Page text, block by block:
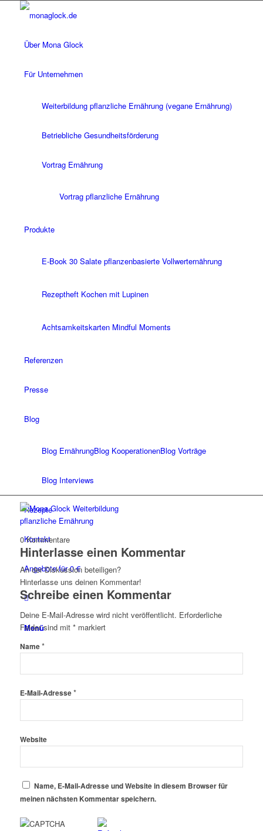
Über Mona Glock
Für Unternehmen
Weiterbildung pflanzliche Ernährung (vegane Ernährung)
Betriebliche Gesundheitsförderung
Vortrag Ernährung
Vortrag pflanzliche Ernährung
Produkte
E-Book 30 Salate pflanzenbasierte Vollwerternährung
Rezeptheft Kochen mit Lupinen
Achtsamkeitskarten Mindful Moments
Referenzen
Presse
Blog
Blog ErnährungBlog KooperationenBlog Vorträge
Blog Interviews
Rezepte
Kontakt
Angebote für 0 €
Menü
0 Kommentare
Hinterlasse einen Kommentar
An der Diskussion beteiligen?
Hinterlasse uns deinen Kommentar!
Schreibe einen Kommentar
Deine E-Mail-Adresse wird nicht veröffentlicht. Erforderliche
Felder sind mit *markiert
Name*
E-Mail-Adresse*
Website
Name, E-Mail-Adresse und Website in diesem Browser für
meinen nächsten Kommentar speichern.